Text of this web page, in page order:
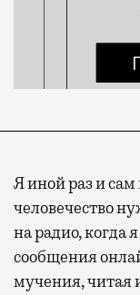
Я иной раз и
человечество
на радио, когда
сообщения
мучения, читая